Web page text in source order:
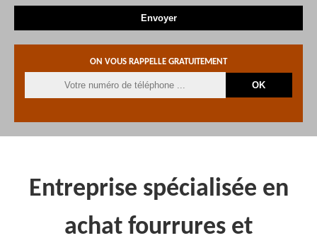
ON VOUS RAPPELLE GRATUITEMENT
Entreprise spécialisée en
achat fourrures et